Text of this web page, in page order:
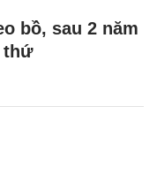
bồ, sau 2 năm
thứ